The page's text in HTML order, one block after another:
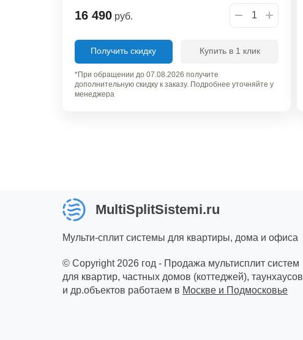
16 490 руб.
Получить скидку Купить в 1 клик
*При обращении до 07.08.2026 получите
дополнительную скидку к заказу. Подробнее уточняйте у
менеджера
MultiSplitSistemi.ru
Мульти-сплит системы для квартиры, дома и офиса
© Copyright 2026 год - Продажа мультисплит систем
для квартир, частных домов (коттеджей), таунхаусов
и др.объектов работаем в Москве и Подмосковье